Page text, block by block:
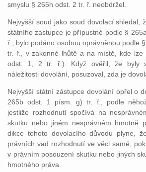
smyslu § 265h odst. 2 tr. ř. neobdržel.
Nejvyšší soud jako soud dovolací shledal,
státního zástupce je přípustné podle §
ř., bylo podáno osobou oprávněnou podle
tr. ř., v zákonné lhůtě a na místě, kde lze
odst. 1, 2 tr. ř.). Když ověřil, že byly
náležitosti dovolání, posuzoval, zda je
Nejvyšší státní zástupce dovolání opřel o
265b odst. 1 písm. g) tr. ř., podle
jestliže rozhodnutí spočívá na
skutku nebo jiném nesprávném hmotně
dikce tohoto dovolacího důvodu plyne,
právních vad rozhodnutí ve věci samé,
v právním posouzení skutku nebo jiných
hmotného práva.